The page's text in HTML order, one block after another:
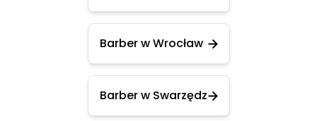
Barber w Wrocław
Barber w Swarzędz